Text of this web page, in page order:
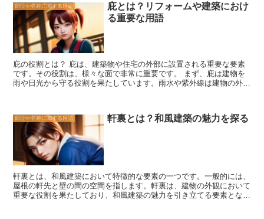
た、鴨居には独特の彫刻や装飾が施されることがあり、これらの装飾
は建物の個性や歴史を表現する重要な要素となります。 さらに、鴨
居は建物の機能的な役割も果たしています。鴨居は、建物の入り口や
部屋の入り口を区切る役割を持ち、プライバシーを守るための仕切り
として機能します。また、鴨居は風通しを良くするために、上部には
格子状の窓が設けられています。これにより、建物内部に風が通り抜
けることができ、涼しさや快適さを保つことができます。 さらに、
鴨居は建物の構造的な役割も果たしています。鴨居は、建物の柱や梁
と組み合わせて、建物全体の強度を保つ役割を担っています。特に、
安定性を高める役割も果たしています。 和風建築の魅力を引き立て
る重要な要素である鴨居。その美しさや機能性、構造的な役割は、和
風建築の魅力を一層際立たせるものです。建物の入り口や部屋の入り
口に鴨居がある建物を見かけたら、その建物の歴史や伝統を感じなが
ら、鴨居の役割や美しさに思いを馳せてみてください。
部位や名称に関する用語
庇とは？リフォームや建築におけ
る重要な用語
庇の役割とは？ 庇は、建築物や住宅の外部に設置される重要な要素
です。その役割は、様々な面で非常に重要です。 まず、庇は建物を
雨や日光から守る役割を果たしています。雨水や紫外線は建物の外壁
また、庇は建物の外部空間を快適にする役割も果たしています。例え
ば、庇があることで、建物の外部に設置されたテラスやベランダなど
のスペースを雨や日光から守ることができます。これにより、雨の日
でも外で過ごすことができたり、太陽の光を遮ることで快適な温度を
保つことができます。 さらに、庇は建物のデザインにも重要な役割
を果たしています。庇の形状や材料は建物の外観に大きな影響を与え
るため、建物のスタイルや雰囲気を演出することができます。例え
ば、伝統的な日本の建物では、庇が長く突き出していることが特徴的
です。一方、現代の建物では、シンプルでスリムなデザインの庇が多
部位や名称に関する用語 軒裏とは？和風建築の魅力を探る
軒裏とは、和風建築において特徴的な要素の一つです。一般的には、
屋根の軒先と壁の間の空間を指します。軒裏は、建物の外観において
重要な役割を果たしており、和風建築の魅力を引き立てる要素となっ